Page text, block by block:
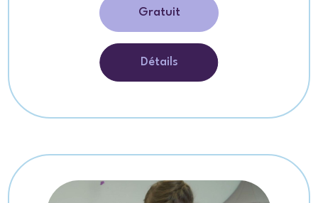
Gratuit
Détails